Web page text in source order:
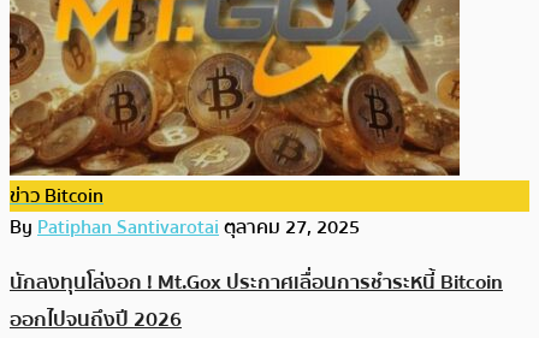
ข่าว Bitcoin
ByPatiphan Santivarotaiตุลาคม 27, 2025
นักลงทุนโล่งอก ! Mt.Gox ประกาศเลื่อนการชำระหนี้ Bitcoin
ออกไปจนถึงปี 2026